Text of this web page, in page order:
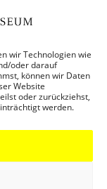
wir Technologien wie
oder darauf
können wir Daten
Website
oder zurückziehst,
werden.